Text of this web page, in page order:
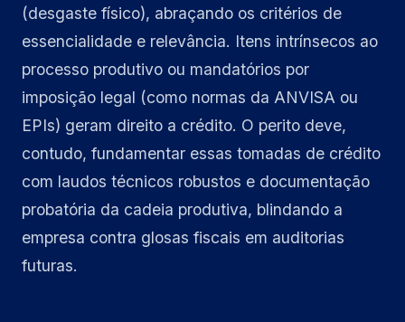
(desgaste físico), abraçando os critérios de
essencialidade e relevância. Itens intrínsecos ao
processo produtivo ou mandatórios por
imposição legal (como normas da ANVISA ou
EPIs) geram direito a crédito. O perito deve,
contudo, fundamentar essas tomadas de crédito
com laudos técnicos robustos e documentação
probatória da cadeia produtiva, blindando a
empresa contra glosas fiscais em auditorias
futuras.